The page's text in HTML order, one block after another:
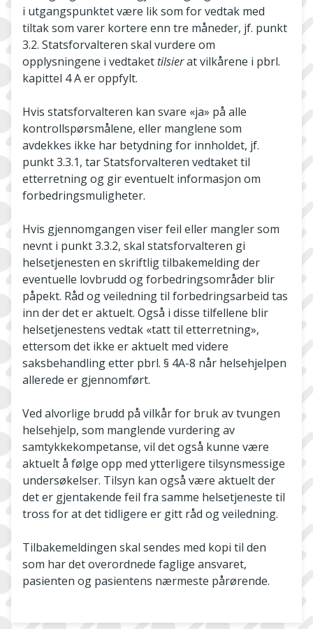
i utgangspunktet være lik som for vedtak med
tiltak som varer kortere enn tre måneder, jf. punkt
3.2. Statsforvalteren skal vurdere om
opplysningene i vedtaket tilsierat vilkårene i pbrl.
kapittel 4 A er oppfylt.
Hvis statsforvalteren kan svare «ja» på alle
kontrollspørsmålene, eller manglene som
avdekkes ikke har betydning for innholdet, jf.
punkt 3.3.1, tar Statsforvalteren vedtaket til
etterretning og gir eventuelt informasjon om
forbedringsmuligheter.
Hvis gjennomgangen viser feil eller mangler som
nevnt i punkt 3.3.2, skal statsforvalteren gi
helsetjenesten en skriftlig tilbakemelding der
eventuelle lovbrudd og forbedringsområder blir
påpekt. Råd og veiledning til forbedringsarbeid tas
inn der det er aktuelt. Også i disse tilfellene blir
helsetjenestens vedtak «tatt til etterretning»,
ettersom det ikke er aktuelt med videre
saksbehandling etter pbrl. § 4A-8 når helsehjelpen
allerede er gjennomført.
Ved alvorlige brudd på vilkår for bruk av tvungen
helsehjelp, som manglende vurdering av
samtykkekompetanse, vil det også kunne være
aktuelt å følge opp med ytterligere tilsynsmessige
undersøkelser. Tilsyn kan også være aktuelt der
det er gjentakende feil fra samme helsetjeneste til
tross for at det tidligere er gitt råd og veiledning.
Tilbakemeldingen skal sendes med kopi til den
som har det overordnede faglige ansvaret,
pasienten og pasientens nærmeste pårørende.